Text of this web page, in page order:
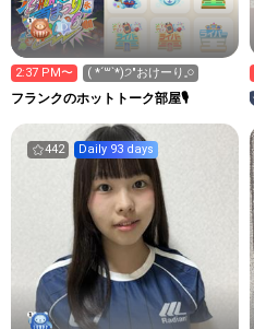
2:37 PM〜 ( *´꒳`*)੭"おけーり𓈒𓏸︎︎︎︎
フランクのホットトーク部屋🎙
442 Daily 93 days